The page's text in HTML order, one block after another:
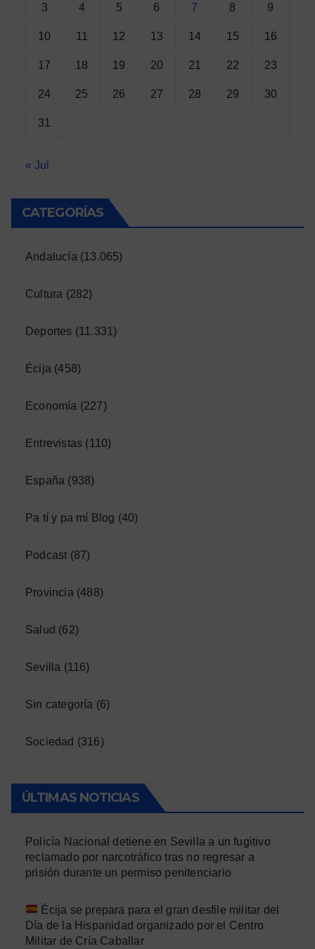
3 4 5 6 7 8 9
10 11 12 13 14 15 16
17 18 19 20 21 22 23
24 25 26 27 28 29 30
31
« Jul
CATEGORÍAS
Andalucía (13.065)
Cultura (282)
Deportes (11.331)
Écija (458)
Economía (227)
Entrevistas (110)
España (938)
Pa tí y pa mí Blog (40)
Podcast (87)
Provincia (488)
Salud (62)
Sevilla (116)
Sin categoría (6)
Sociedad (316)
ÚLTIMAS NOTICIAS
Policía Nacional detiene en Sevilla a un fugitivo
reclamado por narcotráfico tras no regresar a
prisión durante un permiso penitenciario
Écija se prepara para el gran desfile militar del
Día de la Hispanidad organizado por el Centro
Militar de Cría Caballar